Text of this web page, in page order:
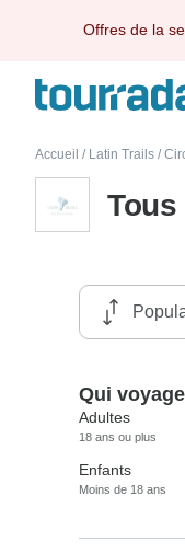
Offres de la
Accueil / Latin Trails /
Qui
Adultes
18 ans ou plus
Enfants
Moins de 18 ans